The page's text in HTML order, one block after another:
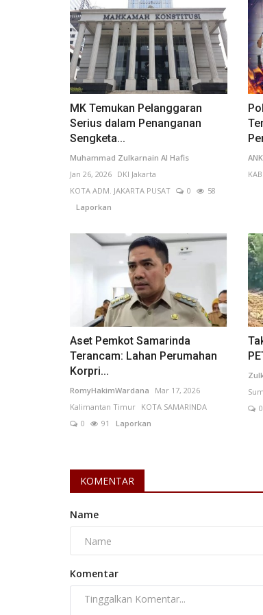
MK Temukan Pelanggaran
Serius dalam Penanganan
Sengketa...
Muhammad Zulkarnain Al Hafis
Jan 26, 2026 DKI Jakarta
KOTA ADM. JAKARTA PUSAT
0
58
Laporkan
ANK
Aset Pemkot Samarinda
Terancam: Lahan Perumahan
Korpri...
RomyHakimWardana
Mar 17, 2026
Kalimantan Timur KOTA SAMARINDA
0
91 Laporkan
0
KOMENTAR
Name
Komentar
Pekerja Migran Indonesia
Pemerintah Luncurkan
Penempatan PMI,
Adam Alkarim Jawa Timur
51Laporkan